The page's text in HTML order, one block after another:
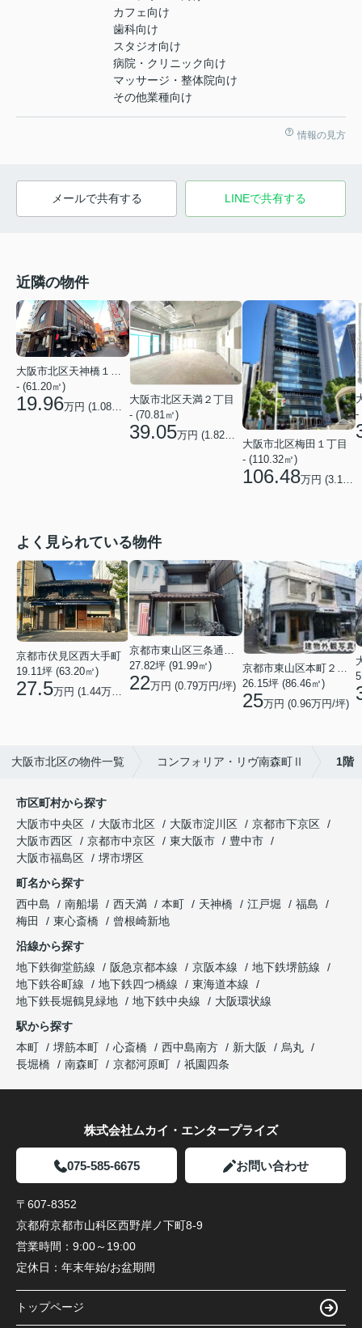
カフェ向け
歯科向け
スタジオ向け
病院・クリニック向け
マッサージ・整体院向け
その他業種向け
情報の見方
メールで共有する LINEで共有する
近隣の物件
大阪市北区天神橋１丁目
- (61.20㎡)
19.96万円 (1.08万円/坪)
大阪市北区天満２丁目
- (70.81㎡)
39.05万円 (1.82万円/坪)
大阪市北区梅田１丁目
- (110.32㎡)
106.48万円 (3.19
-
よく見られている物件
京都市伏見区西大手町
19.11坪 (63.20㎡)
27.5万円 (1.44万円/坪)
27.82坪 (91.99㎡)
22万円 (0.79万円/坪) 26.15坪 (86.46㎡)
25万円 (0.96万円/坪)
大阪市北区の物件一覧 コンフォリア・リヴ南森町Ⅱ 1階
市区町村から探す
大阪市中央区
大阪市北区 大阪市淀川区
京都市下京区
大阪市西区
京都市中京区 東大阪市
豊中市
大阪市福島区
堺市堺区
町名から探す
西中島
南船場 西天満 本町 天神橋 江戸堀
福島
梅田
東心斎橋
曾根崎新地
沿線から探す
地下鉄御堂筋線
阪急京都本線 京阪本線
地下鉄堺筋線
地下鉄谷町線
地下鉄四つ橋線
東海道本線
地下鉄長堀鶴見緑地
地下鉄中央線
大阪環状線
駅から探す
本町
堺筋本町 心斎橋 西中島南方 新大阪
烏丸
長堀橋
南森町 京都河原町 祇園四条
株式会社ムカイ・エンタープライズ
075-585-6675 お問い合わせ
〒607-8352
京都府京都市山科区西野岸ノ下町8-9
営業時間： 9:00～19:00
定休日： 年末年始/お盆期間
トップページ